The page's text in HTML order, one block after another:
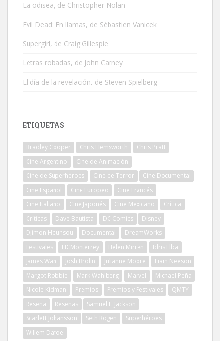
La odisea, de Christopher Nolan
Evil Dead: En llamas, de Sébastien Vanicek
Supergirl, de Craig Gillespie
Letras robadas, de John Carney
El día de la revelación, de Steven Spielberg
ETIQUETAS
Bradley Cooper Chris Hemsworth
Chris Pratt
Cine Argentino
Cine de Animación
Cine de Superhéroes
Cine de Terror
Cine Documental
Cine Español
Cine Europeo
Cine Francés
Cine Italiano
Cine Japonés Cine Mexicano
Crítica
Críticas
Dave Bautista DC Comics
Disney
Djimon Hounsou
Documental
DreamWorks
Festivales
FICMonterrey Helen Mirren
Idris Elba
James Wan
Josh Brolin Julianne Moore
Liam Neeson
Margot Robbie
Mark Wahlberg Marvel
Michael Peña
Nicole Kidman
Premios Premios y Festivales
QMTY
Reseña
Reseñas
Samuel L. Jackson
Scarlett Johansson
Seth Rogen
Superhéroes
Willem Dafoe